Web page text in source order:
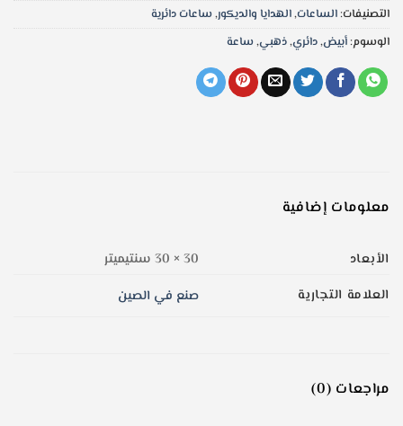
التصنيفات:الساعات,الهدايا والديكور,ساعات دائرية
الوسوم:أبيض,دائري,ذهبي,ساعة
معلومات إضافية
الأبعاد
30 × 30 سنتيميتر
العلامة التجارية
صنع في الصين
مراجعات (0)